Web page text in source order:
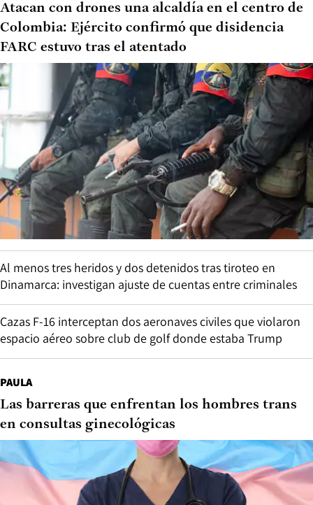
Atacan con drones una alcaldía en el centro de
Colombia: Ejército confirmó que disidencia
FARC estuvo tras el atentado
Al menos tres heridos y dos detenidos tras tiroteo en
Dinamarca: investigan ajuste de cuentas entre criminales
Cazas F-16 interceptan dos aeronaves civiles que violaron
espacio aéreo sobre club de golf donde estaba Trump
PAULA
Las barreras que enfrentan los hombres trans
en consultas ginecológicas